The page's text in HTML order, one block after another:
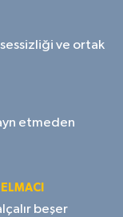
ve ortak
etmeden
beşer